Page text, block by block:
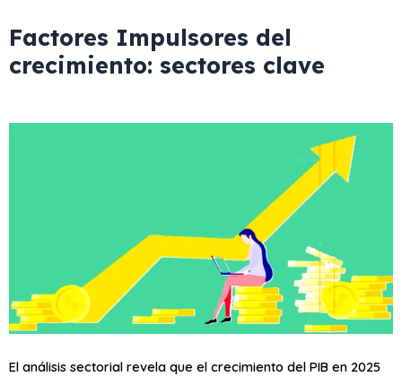
Factores Impulsores del
crecimiento: sectores clave
El análisis sectorial revela que el crecimiento del PIB en 2025